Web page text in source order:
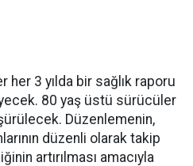
her 3 yılda bir sağlık raporu
80 yaş üstü sürücüler
Düzenlemenin,
düzenli olarak takip
artırılması amacıyla